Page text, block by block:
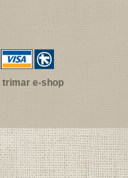
trimar e-shop